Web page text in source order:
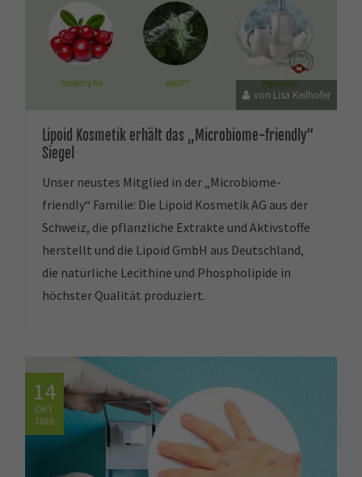
von Lisa Keilhofer
Lipoid Kosmetik erhält das „Microbiome-friendly“
Siegel
Unser neustes Mitglied in der „Microbiome-
friendly“ Familie: Die Lipoid Kosmetik AG aus der
Schweiz, die pflanzliche Extrakte und Aktivstoffe
herstellt und die Lipoid GmbH aus Deutschland,
die natürliche Lecithine und Phospholipide in
höchster Qualität produziert.
14
OKT
2020